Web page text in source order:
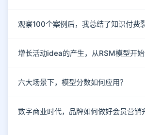
观察100个案例后，我总结了知识付费
增长活动idea的产生，从RSM模型开始
六大场景下，模型分数如何应用？
数字商业时代，品牌如何做好会员营销